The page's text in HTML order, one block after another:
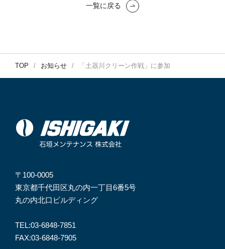
一覧に戻る
TOP お知らせ 「土器川クリーン作戦」に参加
〒100-0005
東京都千代田区丸の内一丁目6番5号
丸の内北口ビルディング
TEL:03-6848-7851
FAX:03-6848-7905